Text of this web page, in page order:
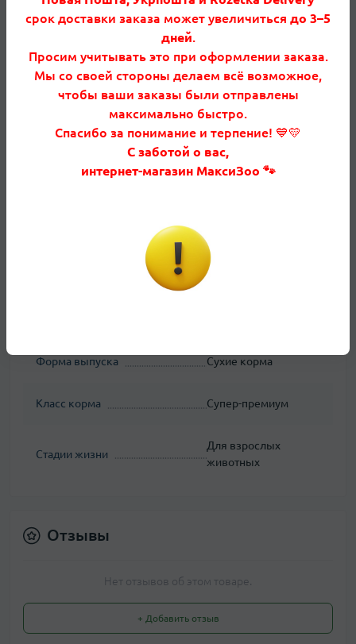
волокна, витамины и минералы. Формула
сбалансирована, не содержит лекарственных
добавок. Давать строго по нормам кормления.
Характеристики
Основное питание
Форма выпуска Сухие корма
Класс корма Супер-премиум
Стадии жизни
Для взрослых
животных
Отзывы
Нет отзывов об этом товаре.
+ Добавить отзыв
срок доставки заказа может увеличиться до 3–5
дней.
Просим учитывать это при оформлении заказа.
Мы со своей стороны делаем всё возможное,
чтобы ваши заказы были отправлены
максимально быстро.
Спасибо за понимание и терпение! 💙💛
С заботой о вас,
интернет-магазин МаксиЗоо 🐾